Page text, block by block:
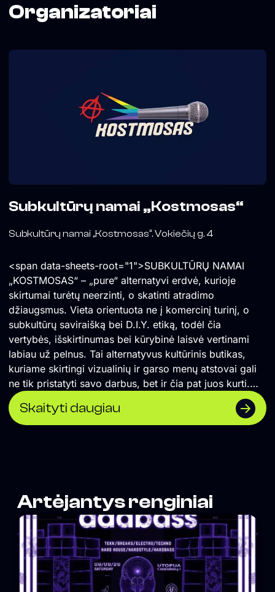
Organizatoriai
Subkultūrų namai „Kostmosas“
Subkultūrų namai „Kostmosas“. Vokiečių g. 4
<span data-sheets-root="1">SUBKULTŪRŲ NAMAI
„KOSTMOSAS“ – „pure“ alternatyvi erdvė, kurioje
skirtumai turėtų neerzinti, o skatinti atradimo
džiaugsmus. Vieta orientuota ne į komercinį turinį, o
subkultūrų saviraišką bei D.I.Y. etiką, todėl čia
vertybės, išskirtinumas bei kūrybinė laisvė vertinami
labiau už pelnus. Tai alternatyvus kultūrinis butikas,
kuriame skirtingi vizualinių ir garso menų atstovai gali
ne tik pristatyti savo darbus, bet ir čia pat juos kurti.
</span> Formuojame erdvę, kurioje naktinė kultūra
suvokiama ne vien kaip pramoga, o labiau kaip
alternatyvios kultūros sklaidos židinys, socialinė jungtis
tiksliniai žmonės, todėl vieta neturi aiškiai matomos
vizualinės iškabos, o komunikacija remiasi
autentiškumu, tiesioginiu ryšiu su auditorija bei D.I.Y.
etika paremtu viešinimu „iš lūpų į lūpas“. Vienas iš
projekto tikslų – grąžinti turinio viršenybę prieš
vartojimą. Kitas tikslas – suburti bendruomenę, kurios
pagalba panašūs nekomerciniai projektai būtų
Skaityti daugiau
Artėjantys renginiai